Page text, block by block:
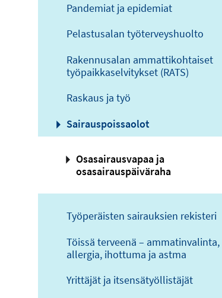
Pandemiat ja epidemiat
Pelastusalan työterveyshuolto
Rakennusalan ammattikohtaiset
työpaikkaselvitykset (RATS)
Raskaus ja työ
Sairauspoissaolot
Osasairausvapaa ja
osasairauspäiväraha
Työperäisten sairauksien rekisteri
Töissä terveenä – ammatinvalinta,
allergia, ihottuma ja astma
Yrittäjät ja itsensätyöllistäjät